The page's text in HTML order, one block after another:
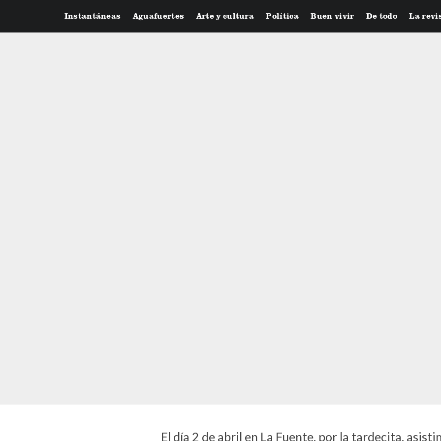
Instantáneas Aguafuertes Arte y cultura Política Buen vivir De todo La
El día 2 de abril en La Fuente, por la tardecita,